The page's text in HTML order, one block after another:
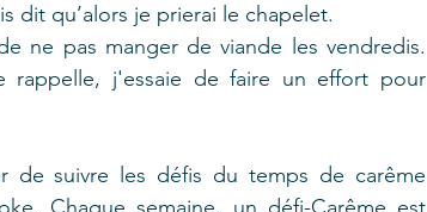
dit qu’alors je prierai le chapelet.
ne pas manger de viande les vendredis.
rappelle, j'essaie de faire un effort pour
de suivre les défis du temps de carême